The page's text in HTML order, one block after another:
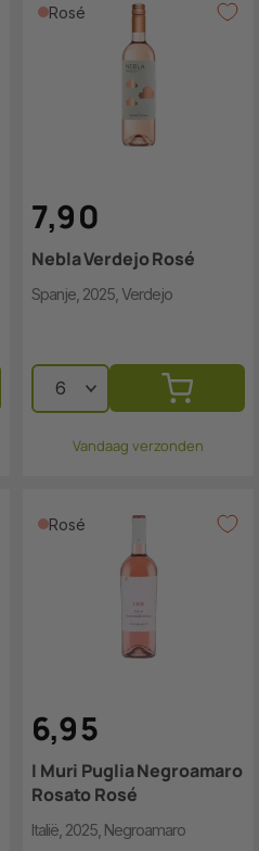
Rosé
7,90
Nebla Verdejo Rosé
Spanje, 2025, Verdejo
Vandaag verzonden
Rosé
6,95
I Muri Puglia Negroamaro
Rosato Rosé
Italië, 2025, Negroamaro